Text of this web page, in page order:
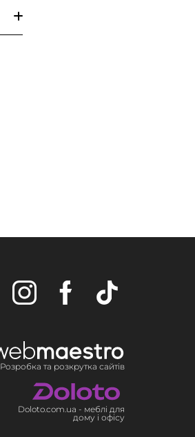
Розробка та розкрутка сайтів
Doloto.com.ua - меблі для
дому і офісу